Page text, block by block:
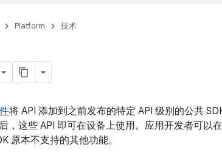
Platform 技术
将 API 添加到之前发布的特定 API 级别的公共
，这些 API 即可在设备上使用。应用开发者可以
原本不支持的其他功能。